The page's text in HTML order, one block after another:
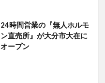
24時間営業の『無人ホルモ
ン直売所』が大分市大在に
オープン